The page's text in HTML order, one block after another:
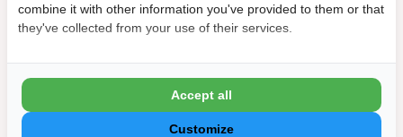
combine it with other information you've provided to them or that
they've collected from your use of their services.
Customize
Accept all